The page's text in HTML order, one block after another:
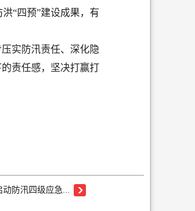
“四预”建设成果，有
实防汛责任、深化隐
责任感，坚决打赢打
动防汛四级应急...